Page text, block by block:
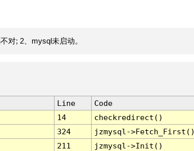
对; 2、mysql未启动。
Line
Code
14
checkredirect()
324
jzmysql-
211
jzmysql->Init()